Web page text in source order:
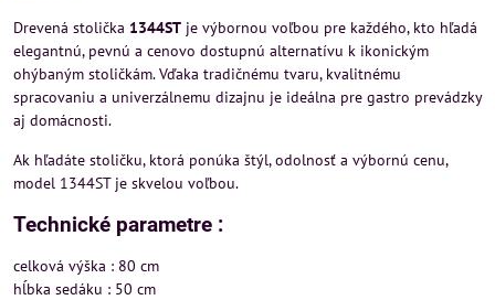
Drevená stolička 1344ST je výbornou voľbou pre každého, kto hľadá
elegantnú, pevnú a cenovo dostupnú alternatívu k ikonickým
ohýbaným stoličkám. Vďaka tradičnému tvaru, kvalitnému
spracovaniu a univerzálnemu dizajnu je ideálna pre gastro prevádzky
aj domácnosti.
Ak hľadáte stoličku, ktorá ponúka štýl, odolnosť a výbornú cenu,
model 1344ST je skvelou voľbou.
Technické parametre :
celková výška : 80 cm
hĺbka sedáku : 50 cm